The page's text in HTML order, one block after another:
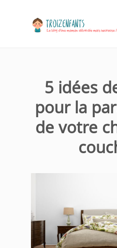
5 idées
pour la
de votre